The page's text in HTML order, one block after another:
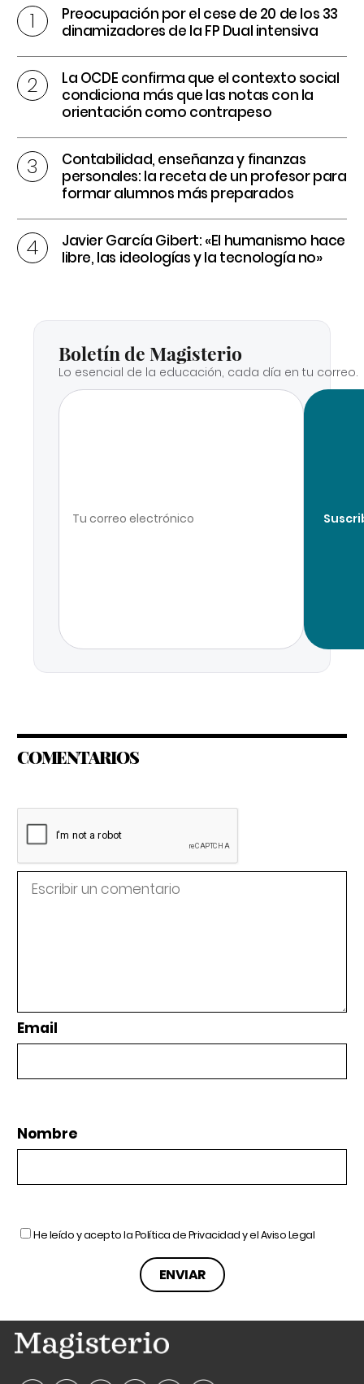
Preocupación por el cese de 20 de los 33
dinamizadores de la FP Dual intensiva
La OCDE confirma que el contexto social
condiciona más que las notas con la
orientación como contrapeso
Contabilidad, enseñanza y finanzas
personales: la receta de un profesor para
formar alumnos más preparados
Javier García Gibert: «El humanismo hace
libre, las ideologías y la tecnología no»
Boletín de Magisterio
Lo esencial de la educación, cada día en tu correo.
COMENTARIOS
Email
Nombre
He leído y acepto laPolítica de Privacidady elAviso Legal